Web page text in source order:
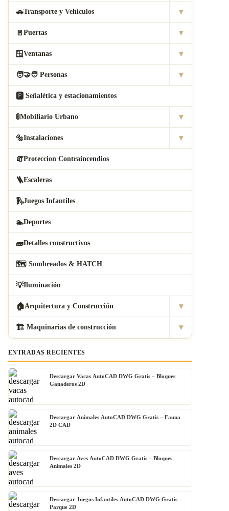
🚗Transporte y Vehículos ▾
🚪 Puertas ▾
🪟 Ventanas ▾
🧑‍🤝‍🧑 Personas ▾
🅿 ️ Señalética y estacionamientos
🚦Mobiliario Urbano ▾
🔩Instalaciones ▾
🧯Proteccion Contraincendios
🪜Escaleras
🛝Juegos Infantiles
🏊Deportes
🧱Detalles constructivos
🗺 ️ Sombreados & HATCH
💡Iluminación
🏠Arquitectura y Construcción ▾
🏗 ️ Maquinarias de construcción ▾
ENTRADAS RECIENTES
Descargar Vacas AutoCAD DWG Gratis – Bloques
Ganaderos 2D
Descargar Animales AutoCAD DWG Gratis – Fauna
2D CAD
Descargar Aves AutoCAD DWG Gratis – Bloques
Animales 2D
Descargar Juegos Infantiles AutoCAD DWG Gratis –
Parque 2D